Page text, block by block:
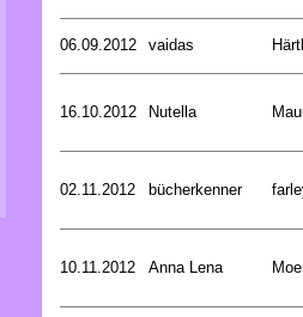
06.09.2012 vaidas
16.10.2012 Nutella
02.11.2012 bücherkenner
10.11.2012 Anna Lena